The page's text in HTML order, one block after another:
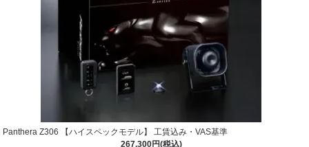
Panthera Z306 【ハイスペックモデル】 工賃込み・VAS基準
267,300円(税込)